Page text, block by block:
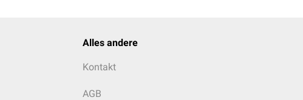
Alles andere
Kontakt
AGB